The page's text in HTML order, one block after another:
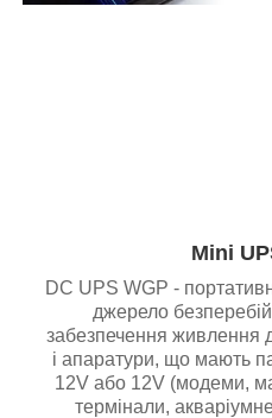
Mini
DC UPS WGP -
джерело
забезпечення живлення
і апаратури, що мають
12V або 12V (модеми,
термінали,